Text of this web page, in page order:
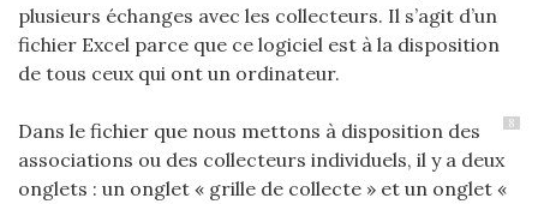
plusieurs échanges avec les collecteurs. Il s’agit d’un
fichier Excel parce que ce logiciel est à la disposition
de tous ceux qui ont un ordinateur.
8
Dans le fichier que nous mettons à disposition des
associations ou des collecteurs individuels, il y a deux
onglets : un onglet « grille de collecte » et un onglet «